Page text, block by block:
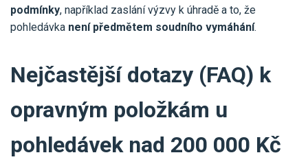
podmínky, například zaslání výzvy k úhradě a to, že
pohledávka není předmětem soudního vymáhání.
Nejčastější dotazy (FAQ) k
opravným položkám u
pohledávek nad 200 000 Kč